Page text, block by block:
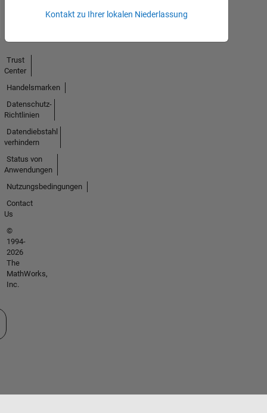
Kontakt zu Ihrer lokalen Niederlassung
Trust
Center
Handelsmarken
Datenschutz-
Richtlinien
Datendiebstahl
verhindern
Status von
Anwendungen
Nutzungsbedingungen
Contact
Us
©
1994-
2026
The
MathWorks,
Inc.